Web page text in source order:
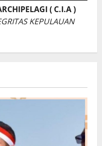
( C.I.A )
KEPULAUAN